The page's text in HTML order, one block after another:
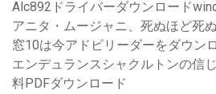
Alc892ドライバーダウンロード
アニタ・ムージャニ、死ぬほど死
窓10は今アドビリーダーをダウン
エンデュランスシャクルトンの信
料PDFダウンロード